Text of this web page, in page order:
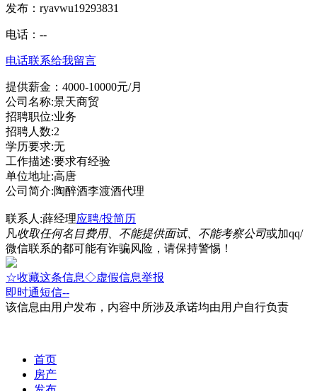
发布：ryavwu19293831
电话： --
电话联系给我留言
提供薪金：4000-10000元/月
公司名称:景天商贸
招聘职位:业务
招聘人数:2
学历要求:无
工作描述:要求有经验
单位地址:高唐
公司简介:陶醉酒李渡酒代理
联系人:薛经理应聘/投简历
凡收取任何名目费用、不能提供面试、不能考察公司或加qq/
微信联系的都可能有诈骗风险，请保持警惕！
☆收藏这条信息◇虚假信息举报
即时通短信--
该信息由用户发布，内容中所涉及承诺均由用户自行负责
首页
房产